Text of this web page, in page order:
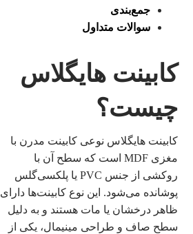
جمع‌بندی
سوالات متداول
کابینت هایگلاس
چیست؟
کابینت هایگلاس نوعی کابینت مدرن با
مغزی MDF است که سطح آن با
روکشی از جنس PVC یا پلکسی‌گلس
پوشانده می‌شود. این نوع کابینت‌ها دارای
ظاهر درخشان یا مات هستند و به دلیل
سطح صاف و طراحی مینیمال، یکی از